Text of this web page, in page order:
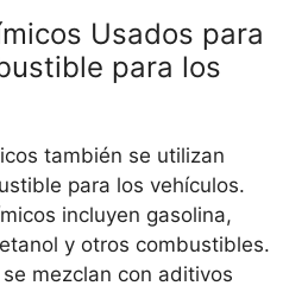
Usados para
para los
también se utilizan
para los vehículos.
incluyen gasolina,
y otros combustibles.
mezclan con aditivos